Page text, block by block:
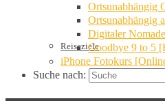
Reiseziele
Ortsunabhängig
Ortsunabhängig
Digitaler
Goodbye 9 to 5
iPhone Fotokurs
Suche nach: